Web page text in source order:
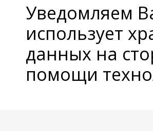
Уведомляем
использует
данных на
помощи